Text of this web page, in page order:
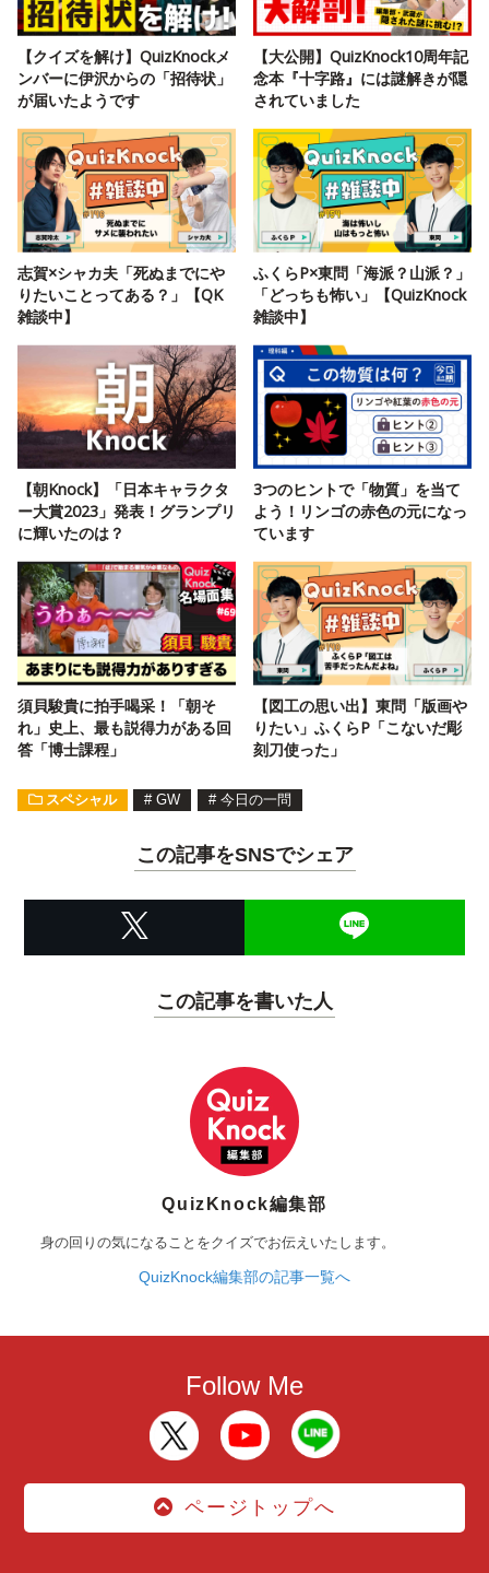
【クイズを解け】QuizKnockメ
ンバーに伊沢からの「招待状」
が届いたようです
【大公開】QuizKnock10周年記
念本『十字路』には謎解きが隠
されていました
志賀×シャカ夫「死ぬまでにや
りたいことってある？」【QK
雑談中】
ふくらP×東問「海派？山派？」
「どっちも怖い」【QuizKnock
雑談中】
【朝Knock】「日本キャラクタ
ー大賞2023」発表！グランプリ
に輝いたのは？
3つのヒントで「物質」を当て
よう！リンゴの赤色の元になっ
ています
須貝駿貴に拍手喝采！「朝そ
れ」史上、最も説得力がある回
答「博士課程」
【図工の思い出】東問「版画や
りたい」ふくらP「こないだ彫
刻刀使った」
スペシャル # GW # 今日の一問
この記事をSNSでシェア
この記事を書いた人
QuizKnock編集部
身の回りの気になることをクイズでお伝えいたします。
QuizKnock編集部の記事一覧へ
Follow Me
ページトップへ